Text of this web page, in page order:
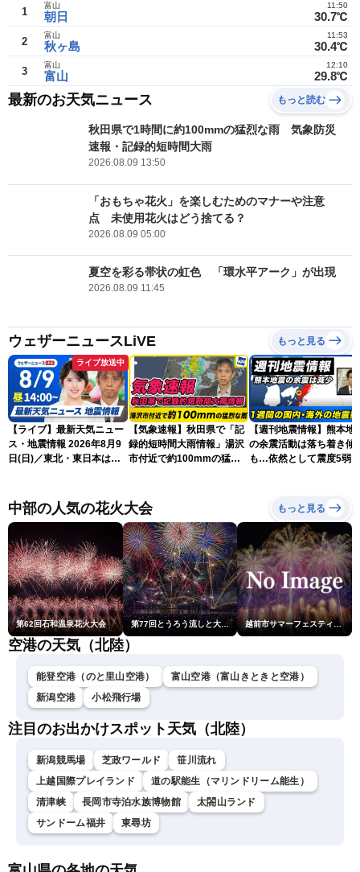
1 朝日
富山
30.7℃
11:50
2 秋ヶ島
富山
30.4℃
11:53
3 富山
富山
29.8℃
12:10
最新のお天気ニュース もっと読む
秋田県で1時間に約100mmの猛烈な雨 気象防災
速報・記録的短時間大雨
2026.08.09 13:50
「おもちゃ花火」を楽しむためのマナーや注意
点 未使用花火はどう捨てる？
2026.08.09 05:00
夏空を彩る帯状の虹色 「環水平アーク」が出現
2026.08.09 11:45
ウェザーニュースLiVE もっと見る
ライブ放送中
【ライブ】最新天気ニュー
ス・地震情報 2026年8月9
日(日)／東北・東日本は急
小川千奈／芳野達郎〉
【気象速報】秋田県で「記
録的短時間大雨情報」湯沢
市付近で約100mmの猛烈
【週刊地震情報】熊本地
の余震活動は落ち着き傾
も…依然として震度5弱警
中部の人気の花火大会 もっと見る
第62回石和温泉花火大会 第77回とうろう流しと大花火大会 越前市サマーフェスティバル花火大会
空港の天気（北陸）
能登空港（のと里山空港）
富山空港（富山きときと空港）
新潟空港
小松飛行場
注目のお出かけスポット天気（北陸）
新潟競馬場 芝政ワールド
笹川流れ
上越国際プレイランド
道の駅能生（マリンドリーム能生）
清津峡
長岡市寺泊水族博物館
太閤山ランド
サンドーム福井
東尋坊